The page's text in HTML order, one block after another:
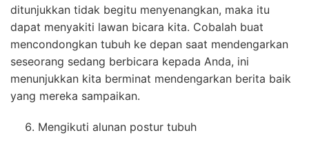
ditunjukkan tidak begitu menyenangkan, maka itu
dapat menyakiti lawan bicara kita. Cobalah buat
mencondongkan tubuh ke depan saat mendengarkan
seseorang sedang berbicara kepada Anda, ini
menunjukkan kita berminat mendengarkan berita baik
yang mereka sampaikan.
Mengikuti alunan postur tubuh